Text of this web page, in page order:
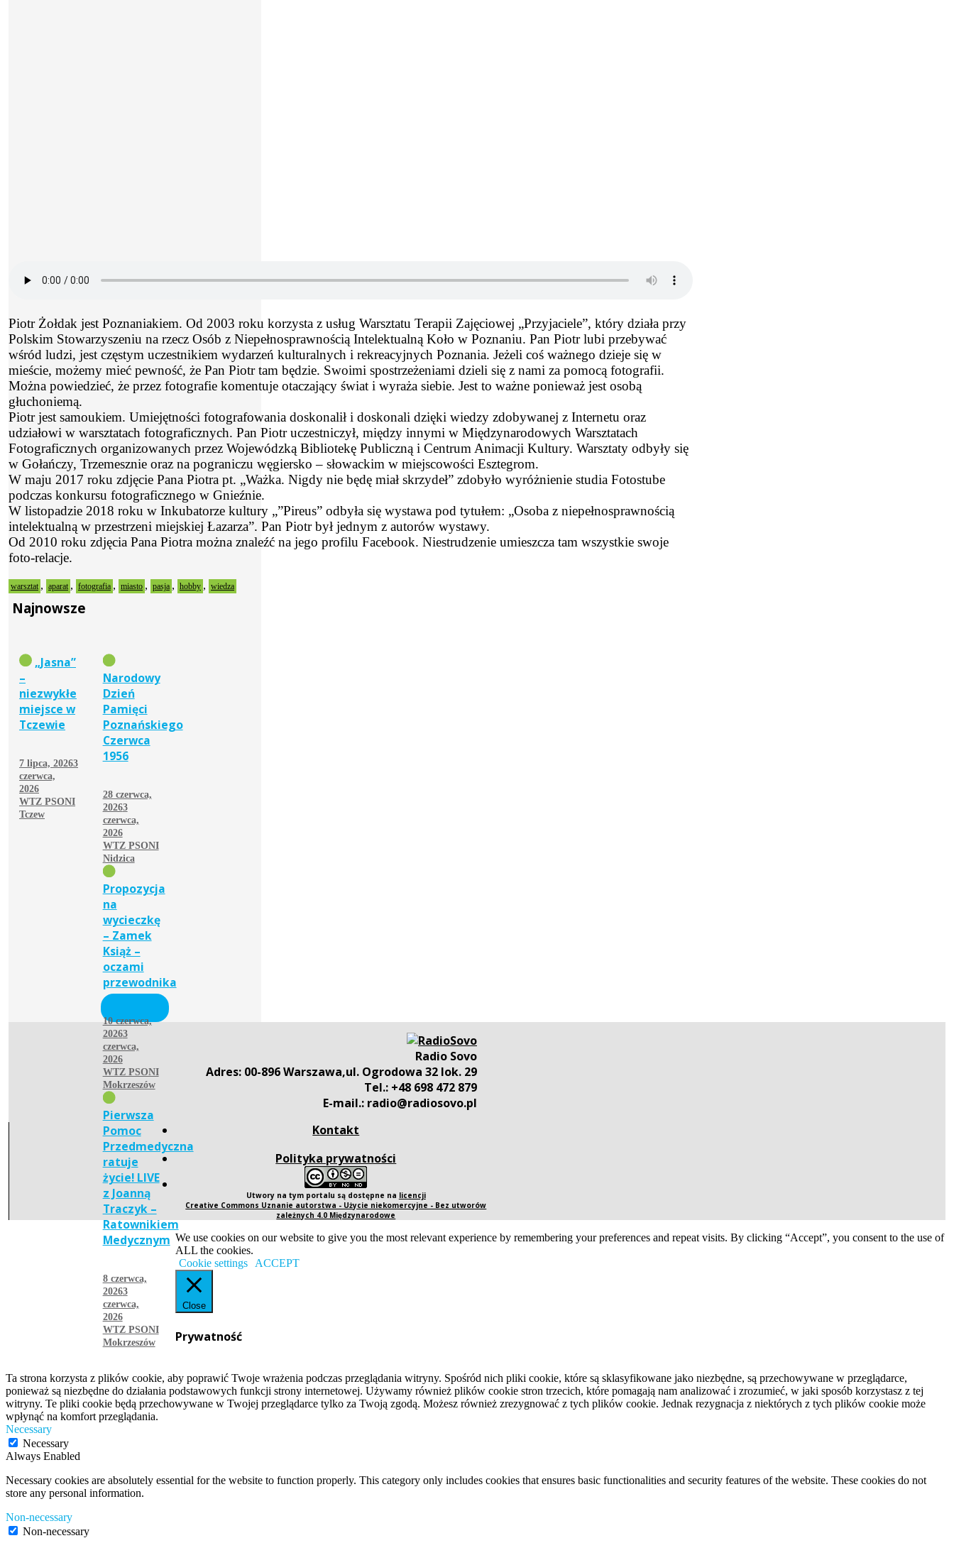
Piotr Żołdak jest Poznaniakiem. Od 2003 roku korzysta z usług Warsztatu Terapii Zajęciowej „Przyjaciele”, który działa przy
Polskim Stowarzyszeniu na rzecz Osób z Niepełnosprawnością Intelektualną Koło w Poznaniu. Pan Piotr lubi przebywać
wśród ludzi, jest częstym uczestnikiem wydarzeń kulturalnych i rekreacyjnych Poznania. Jeżeli coś ważnego dzieje się w
mieście, możemy mieć pewność, że Pan Piotr tam będzie. Swoimi spostrzeżeniami dzieli się z nami za pomocą fotografii.
Można powiedzieć, że przez fotografie komentuje otaczający świat i wyraża siebie. Jest to ważne ponieważ jest osobą
głuchoniemą.
Piotr jest samoukiem. Umiejętności fotografowania doskonalił i doskonali dzięki wiedzy zdobywanej z Internetu oraz
udziałowi w warsztatach fotograficznych. Pan Piotr uczestniczył, między innymi w Międzynarodowych Warsztatach
Fotograficznych organizowanych przez Wojewódzką Bibliotekę Publiczną i Centrum Animacji Kultury. Warsztaty odbyły się
w Gołańczy, Trzemesznie oraz na pograniczu węgiersko – słowackim w miejscowości Esztegrom.
W maju 2017 roku zdjęcie Pana Piotra pt. „Ważka. Nigdy nie będę miał skrzydeł” zdobyło wyróżnienie studia Fotostube
podczas konkursu fotograficznego w Gnieźnie.
W listopadzie 2018 roku w Inkubatorze kultury „”Pireus” odbyła się wystawa pod tytułem: „Osoba z niepełnosprawnością
intelektualną w przestrzeni miejskiej Łazarza”. Pan Piotr był jednym z autorów wystawy.
Od 2010 roku zdjęcia Pana Piotra można znaleźć na jego profilu Facebook. Niestrudzenie umieszcza tam wszystkie swoje
foto-relacje.
warsztat , aparat , fotografia , miasto , pasja , hobby , wiedza
Najnowsze
„Jasna”
–
niezwykłe
miejsce w
Tczewie
7 lipca, 20263
czerwca,
2026
WTZ PSONI
Tczew
Narodowy
Dzień
Pamięci
Poznańskiego
Czerwca
1956
28 czerwca,
20263
czerwca,
2026
WTZ PSONI
Nidzica
Propozycja
na
wycieczkę
– Zamek
Książ –
oczami
przewodnika
10 czerwca,
20263
czerwca,
2026
WTZ PSONI
Mokrzeszów
Pierwsza
Pomoc
Przedmedyczna
ratuje
życie! LIVE
z Joanną
Traczyk –
Ratownikiem
Medycznym
8 czerwca,
20263
czerwca,
2026
WTZ PSONI
Mokrzeszów
Radio Sovo
Adres: 00-896 Warszawa,ul. Ogrodowa 32 lok. 29
Tel.: +48 698 472 879
E-mail.: radio@radiosovo.pl
Kontakt
Polityka prywatności
Utwory na tym portalu są dostępne na licencji
Creative Commons Uznanie autorstwa - Użycie niekomercyjne - Bez utworów
zależnych 4.0 Międzynarodowe
We use cookies on our website to give you the most relevant experience by remembering your preferences and repeat visits. By clicking “Accept”, you consent to the use of
ALL the cookies.
Cookie settings
ACCEPT
Close
Prywatność
Ta strona korzysta z plików cookie, aby poprawić Twoje wrażenia podczas przeglądania witryny. Spośród nich pliki cookie, które są sklasyfikowane jako niezbędne, są przechowywane w przeglądarce,
ponieważ są niezbędne do działania podstawowych funkcji strony internetowej. Używamy również plików cookie stron trzecich, które pomagają nam analizować i zrozumieć, w jaki sposób korzystasz z tej
witryny. Te pliki cookie będą przechowywane w Twojej przeglądarce tylko za Twoją zgodą. Możesz również zrezygnować z tych plików cookie. Jednak rezygnacja z niektórych z tych plików cookie może
wpłynąć na komfort przeglądania.
Necessary
Necessary
Always Enabled
Necessary cookies are absolutely essential for the website to function properly. This category only includes cookies that ensures basic functionalities and security features of the website. These cookies do not
store any personal information.
Non-necessary
Non-necessary